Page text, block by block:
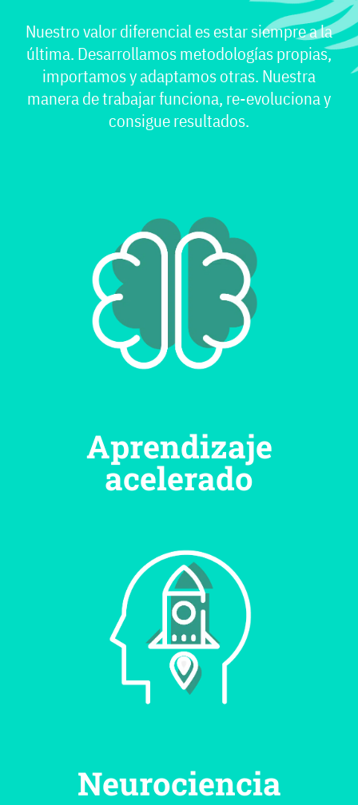
Nuestro valor diferencial es estar siempre a la
última. Desarrollamos metodologías propias,
importamos y adaptamos otras. Nuestra
manera de trabajar funciona, re-evoluciona y
consigue resultados.
Aprendizaje
acelerado
Neurociencia